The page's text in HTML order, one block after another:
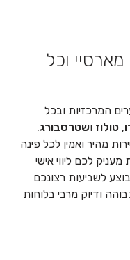
וכל
המרכזיות ובכל
, טולוז ושטרסבורג.
מהיר ואמין לכל פינה
לכם ליווי אישי
לשביעות רצונכם
ודיוק מרבי בלוחות